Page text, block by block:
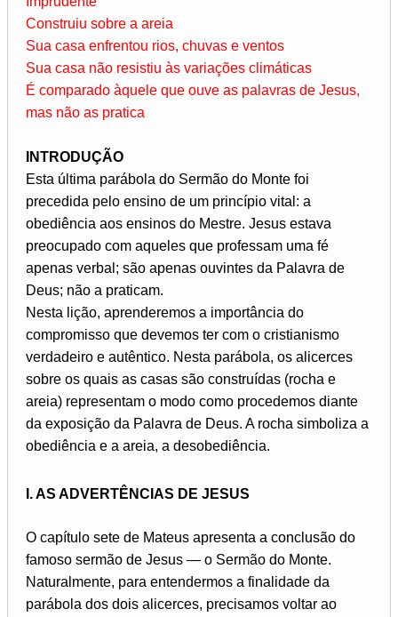
Construiu sobre a areia
Sua casa enfrentou rios, chuvas e ventos
Sua casa não resistiu às variações climáticas
É comparado àquele que ouve as palavras de Jesus,
mas não as pratica
INTRODUÇÃO
Esta última parábola do Sermão do Monte foi
precedida pelo ensino de um princípio vital: a
obediência aos ensinos do Mestre. Jesus estava
preocupado com aqueles que professam uma fé
apenas verbal; são apenas ouvintes da Palavra de
Deus; não a praticam.
Nesta lição, aprenderemos a importância do
compromisso que devemos ter com o cristianismo
verdadeiro e autêntico. Nesta parábola, os alicerces
sobre os quais as casas são construídas (rocha e
areia) representam o modo como procedemos diante
da exposição da Palavra de Deus. A rocha simboliza a
obediência e a areia, a desobediência.
I. AS ADVERTÊNCIAS DE JESUS
O capítulo sete de Mateus apresenta a conclusão do
famoso sermão de Jesus — o Sermão do Monte.
Naturalmente, para entendermos a finalidade da
parábola dos dois alicerces, precisamos voltar ao